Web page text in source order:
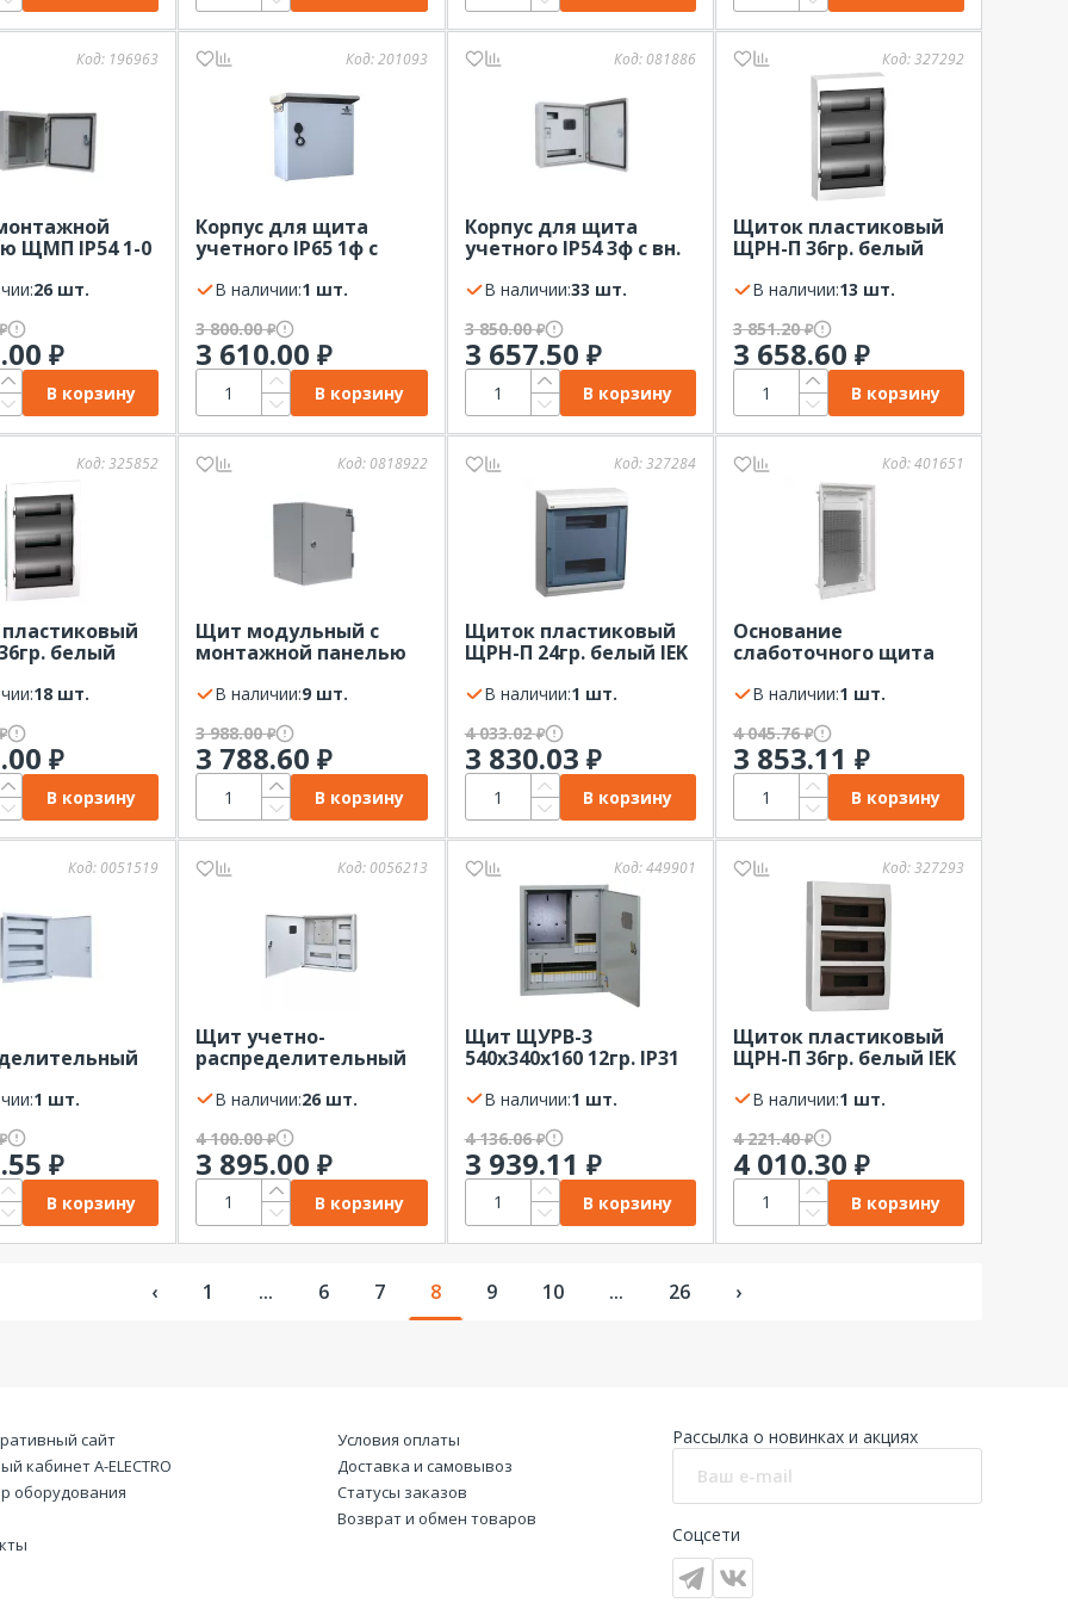
Код: 196963
ЩМП IP54 1-0
26 шт.
₽
₽
В корзину
Код:201093
Корпус для щита
учетного IP65 1ф с
козырьком
В наличии:
1 шт.
3 800.00₽
3 610.00₽
В корзину
Код: 081886
Корпус для щита
учетного IP54 3ф с вн.
В наличии:
33 шт.
3 850.00₽
3 657.50 ₽
В корзину
Код:327292
Щиток пластиковый
ЩРН-П 36гр. белый
дверь черн. прозр.
В наличии:
13 шт.
3 851.20₽
3 658.60 ₽
В корзину
Код:325852
белый
прозр.
18 шт.
₽
₽
В корзину
Код: 0818922
Щит модульный с
монтажной панелью
В наличии:
9 шт.
3 988.00₽
3 788.60₽
В корзину
Код:327284
Щиток пластиковый
ЩРН-П 24гр. белый IEK
В наличии:
1 шт.
4 033.02₽
3 830.03 ₽
В корзину
Код:401651
Основание
слаботочного щита
EKF PROxima (с монт.
В наличии:
1 шт.
4 045.76₽
3 853.11 ₽
В корзину
Код: 0051519
ЩРВ
1 шт.
₽
₽
В корзину
Код: 0056213
Щит учетно-
распределительный
навесной ЩРУН-3 30
(500х500х150)
В наличии:
26 шт.
4 100.00₽
3 895.00₽
В корзину
Код:449901
Щит ЩУРВ-3
540х340х160 12гр. IP31
В наличии:
1 шт.
4 136.06₽
3 939.11 ₽
В корзину
Код:327293
Щиток пластиковый
ЩРН-П 36гр. белый IEK
KREPTA 3 IP41
В наличии:
1 шт.
4 221.40₽
4 010.30 ₽
В корзину
‹ 1 ... 6 7 8 9 10 ... 26 ›
сайт
кабинет А-ELECTRO
оборудования
Условия оплаты
Доставка и самовывоз
Статусы заказов
Возврат и обмен товаров
Рассылка о новинках и акциях
Соцсети